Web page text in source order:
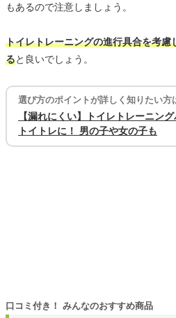
もあるので注意しましょう。
トイレトレーニングの進行具合を考慮
ると良いでしょう。
選び方のポイントが詳しく知りたい方
【漏れにくい】トイレトレーニン
トイトレに！ 男の子や女の子も
口コミ付き！ みんなのおすすめ商品